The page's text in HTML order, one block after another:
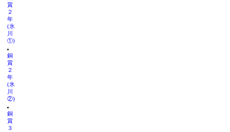
賞
２
年
(氷
川
①)
銅
賞
２
年
(氷
川
②)
銅
賞
３